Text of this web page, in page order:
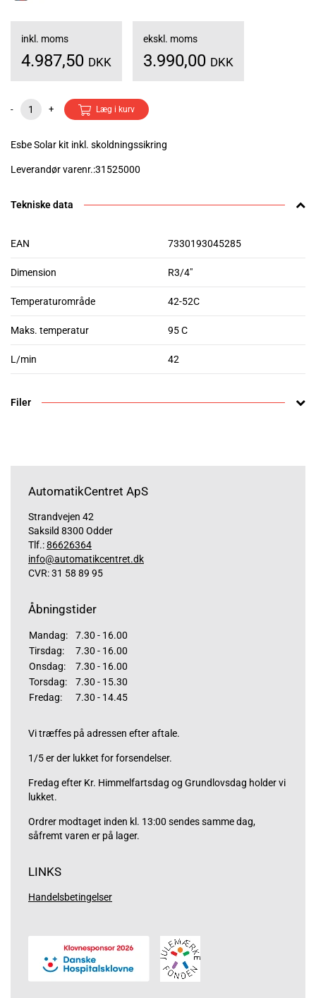
inkl. moms
4.987,50 DKK
ekskl. moms
3.990,00 DKK
- + Læg i kurv
Esbe Solar kit inkl. skoldningssikring
Leverandør varenr.:31525000
Tekniske data
EAN 7330193045285
Dimension R3/4"
Temperaturområde 42-52C
Maks. temperatur 95 C
L/min 42
Filer
AutomatikCentret ApS
Strandvejen 42
Saksild 8300 Odder
Tlf.:86626364
info@automatikcentret.dk
CVR: 31 58 89 95
Åbningstider
Mandag:
7.30 - 16.00
Tirsdag:
7.30 - 16.00
Onsdag:
7.30 - 16.00
Torsdag:
7.30 - 15.30
Fredag:
7.30 - 14.45
Vi træffes på adressen efter aftale.
1/5 er der lukket for forsendelser.
Fredag efter Kr. Himmelfartsdag og Grundlovsdag holder vi
lukket.
Ordrer modtaget inden kl. 13:00 sendes samme dag,
såfremt varen er på lager.
LINKS
Handelsbetingelser